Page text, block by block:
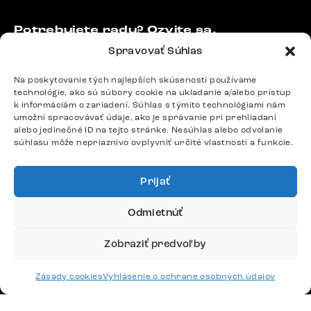
Spravovať Súhlas
Na poskytovanie tých najlepších skúseností používame
technológie, ako sú súbory cookie na ukladanie a/alebo prístup
k informáciám o zariadení. Súhlas s týmito technológiami nám
umožní spracovávať údaje, ako je správanie pri prehliadaní
alebo jedinečné ID na tejto stránke. Nesúhlas alebo odvolanie
súhlasu môže nepriaznivo ovplyvniť určité vlastnosti a funkcie.
Prijať
Odmietnúť
Zobraziť predvoľby
Zásady cookiesVyhlásenie o ochrane osobných údajov
Potrebujete radu? Ozvite sa.
podpora@delife-shop.sk
Odpovedáme do 24 hodín.
Google recenzie
4,8
Platby